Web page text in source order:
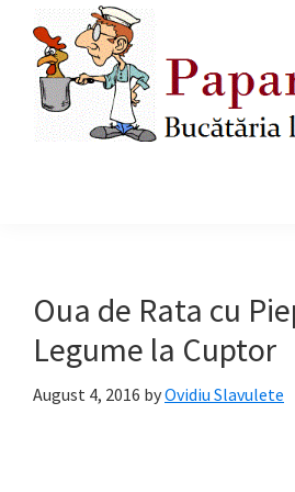
main
content
primary
sidebar
Oua de Rata cu
Legume la Cuptor
August 4, 2016 byOvidiu Slavulete